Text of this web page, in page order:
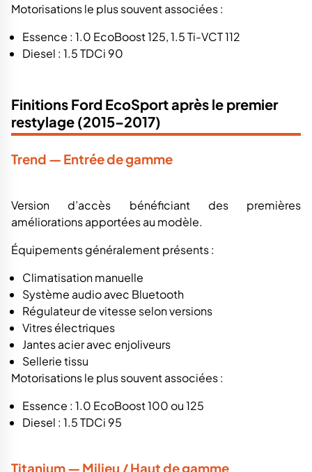
Motorisations le plus souvent associées :
Essence : 1.0 EcoBoost 125, 1.5 Ti-VCT 112
Diesel : 1.5 TDCi 90
Finitions Ford EcoSport après le premier
restylage (2015–2017)
Trend — Entrée de gamme
Version d’accès bénéficiant des premières
améliorations apportées au modèle.
Équipements généralement présents :
Climatisation manuelle
Système audio avec Bluetooth
Régulateur de vitesse selon versions
Vitres électriques
Jantes acier avec enjoliveurs
Sellerie tissu
Motorisations le plus souvent associées :
Essence : 1.0 EcoBoost 100 ou 125
Diesel : 1.5 TDCi 95
Titanium — Milieu / Haut de gamme